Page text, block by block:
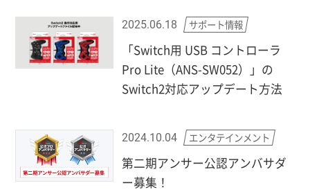
2025.06.18 サポート情報
「Switch用 USB コントローラ
Pro Lite（ANS-SW052）」の
Switch2対応アップデート方法
2024.10.04 エンタテインメント
第二期アンサー公認アンバサダ
ー募集！